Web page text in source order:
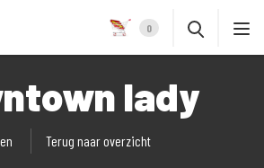
0
lady
Terug naar overzicht